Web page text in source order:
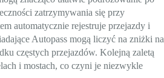
zatrzymywania się przy
automatycznie rejestruje przejazdy i
Autopass mogą liczyć na zniżki na
częstych przejazdów. Kolejną zaletą
i mostach, co czyni je niezwykle